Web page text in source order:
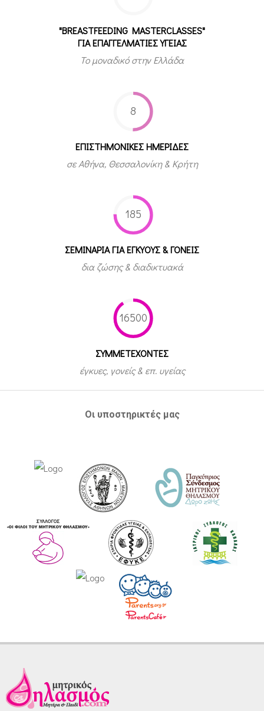
"BREASTFEEDING MASTERCLASSES"
ΓΙΑ ΕΠΑΓΓΕΛΜΑΤΙΕΣ ΥΓΕΙΑΣ
Το μοναδικό στην Ελλάδα
8
ΕΠΙΣΤΗΜΟΝΙΚΕΣ ΗΜΕΡΙΔΕΣ
σε Αθήνα, Θεσσαλονίκη & Κρήτη
185
ΣΕΜΙΝΑΡΙΑ ΓΙΑ ΕΓΚΥΟΥΣ & ΓΟΝΕΙΣ
δια ζώσης & διαδικτυακά
16500
ΣΥΜΜΕΤEΧΟΝΤΕΣ
έγκυες, γονείς & επ. υγείας
Οι υποστηρικτές μας